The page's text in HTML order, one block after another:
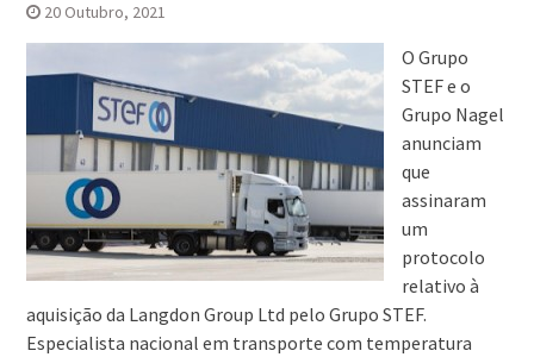
20 Outubro, 2021
O Grupo
STEF e o
Grupo Nagel
anunciam
que
assinaram
um
protocolo
relativo à
aquisição da Langdon Group Ltd pelo Grupo STEF.
Especialista nacional em transporte com temperatura